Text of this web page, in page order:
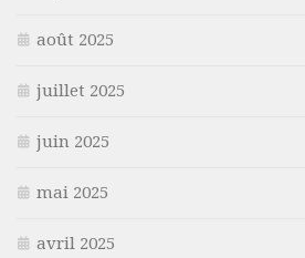
août 2025
juillet 2025
juin 2025
mai 2025
avril 2025